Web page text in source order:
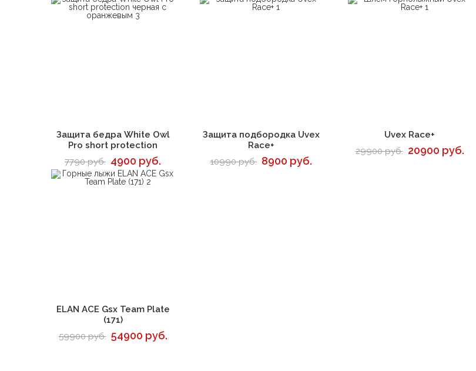
В корзину
Защита бедра White Owl
Pro short protection
7790 руб. 4900 руб.
В корзину
Защита подбородка Uvex
Race+
10990 руб. 8900 руб.
В корзину
Uvex Race+
29900 руб. 20900 руб.
В корзину
ELAN ACE Gsx Team Plate
(171)
59900 руб. 54900 руб.